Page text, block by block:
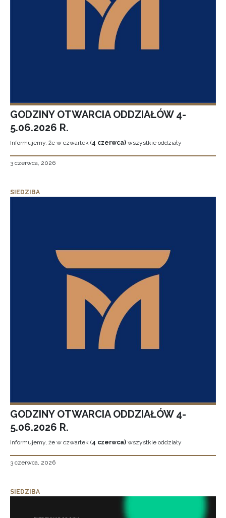
GODZINY OTWARCIA ODDZIAŁÓW 4-
5.06.2026 R.
Informujemy, że w czwartek (4 czerwca) wszystkie oddziały
3 czerwca, 2026
SIEDZIBA
GODZINY OTWARCIA ODDZIAŁÓW 4-
5.06.2026 R.
Informujemy, że w czwartek (4 czerwca) wszystkie oddziały
3 czerwca, 2026
SIEDZIBA